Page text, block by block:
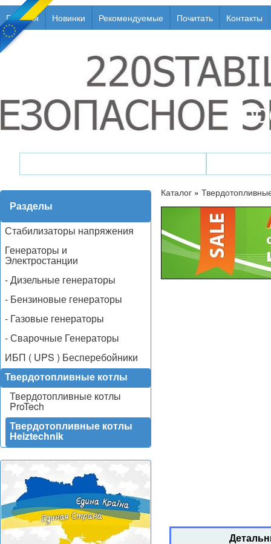
Главная Новинки Рекомендуемые Почитать Контакты
Разделы
Стабилизаторы напряжения
Генераторы и
Электростанции
- Дизельные генераторы
- Бензиновые генераторы
- Газовые генераторы
- Сварочные Генераторы
ИБП ( UPS ) Бесперебойники
Твердотопливные котлы
Твердотопливные котлы
ProTech
Твердотопливные котлы
Heiztechnik
Каталог »